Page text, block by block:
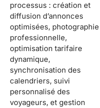
processus : création et
diffusion d’annonces
optimisées, photographie
professionnelle,
optimisation tarifaire
dynamique,
synchronisation des
calendriers, suivi
personnalisé des
voyageurs, et gestion
courte durée, mais aussi
d’optimiser les revenus
grâce à un positionnement
haut de gamme et des avis
excellents, transformant
ainsi l’investissement
locatif en source de
revenus passifs